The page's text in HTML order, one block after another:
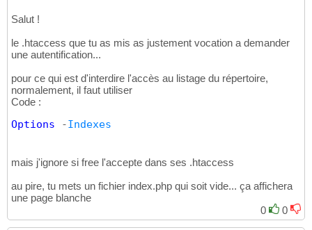
Salut !
le .htaccess que tu as mis as justement vocation a demander
une autentification...
pour ce qui est d'interdire l'accès au listage du répertoire,
normalement, il faut utiliser
Code :
Options -Indexes
mais j'ignore si free l'accepte dans ses .htaccess
au pire, tu mets un fichier index.php qui soit vide... ça affichera
une page blanche
0
0